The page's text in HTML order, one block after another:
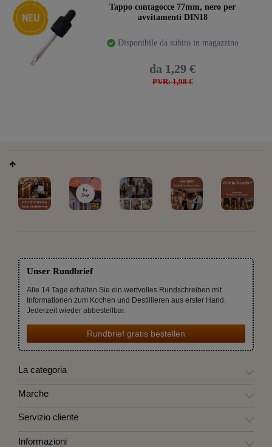
Ceres::Template.storeSpecialNewTappo contagocce 77mm, nero per
avvitamenti DIN18
Disponibile da subito in magazzino
PVR: 1,98 €
da 1,29 €
Unser Rundbrief
Alle 14 Tage erhalten Sie ein wertvolles Rundschreiben mit
Informationen zum Kochen und Destillieren aus erster Hand.
Jederzeit wieder abbestellbar.
Rundbrief gratis bestellen
La categoria
Marche
Servizio cliente
Informazioni